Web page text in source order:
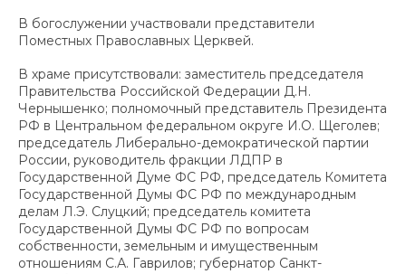
В богослужении участвовали представители
Поместных Православных Церквей.
В храме присутствовали: заместитель председателя
Правительства Российской Федерации Д.Н.
Чернышенко; полномочный представитель Президента
РФ в Центральном федеральном округе И.О. Щеголев;
председатель Либерально-демократической партии
России, руководитель фракции ЛДПР в
Государственной Думе ФС РФ, председатель Комитета
Государственной Думы ФС РФ по международным
делам Л.Э. Слуцкий; председатель комитета
Государственной Думы ФС РФ по вопросам
собственности, земельным и имущественным
отношениям С.А. Гаврилов; губернатор Санкт-